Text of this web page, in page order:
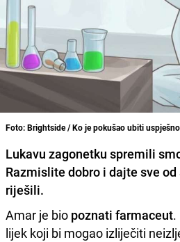
Foto: Brightside / Ko je pokušao ubiti
Lukavu zagonetku spremili
Razmislite dobro i dajte sve
riješili.
Amar je bio poznati farmaceut.
lijek koji bi mogao izliječiti